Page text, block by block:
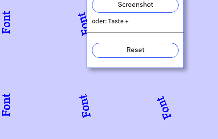
Screenshot
oder: Taste +
Reset